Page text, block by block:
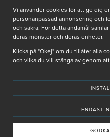
Genom att ge min e-post,
De uppgifter du matar in
INNEHÅLLET OCH REKOMMENDATIONERNA
Vi använder cookies för att ge dig
personanpassad annonsering och
och säkra. För detta ändamål
deras mönster och deras enheter.
Klicka på "Okej" om du tillåter alla
och vilka du vill stänga av genom
ENDAST